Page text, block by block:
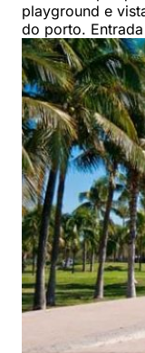
playground e
do porto.